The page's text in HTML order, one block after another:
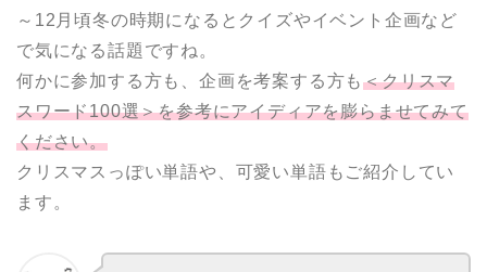
～12月頃冬の時期になるとクイズやイベント企画など
で気になる話題ですね。
何かに参加する方も、企画を考案する方も＜クリスマ
スワード100選＞を参考にアイディアを膨らませてみて
ください。
クリスマスっぽい単語や、可愛い単語もご紹介してい
ます。